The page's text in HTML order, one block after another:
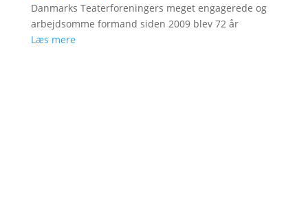
Danmarks Teaterforeningers meget engagerede og
arbejdsomme formand siden 2009 blev 72 år
Læs mere